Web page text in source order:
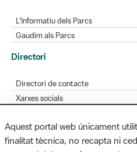
L'Informatiu dels Parcs
Gaudim als Parcs
Directori
Directori de contacte
Xarxes socials
Bústia de suggeriments
Opineu sobre els parcs
Aquest portal web únicament
finalitat tècnica, no recapta ni